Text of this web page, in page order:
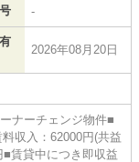
-
2026年08月20日
ナーチェンジ物件■
収入：62000円(共益
賃貸中につき即収益